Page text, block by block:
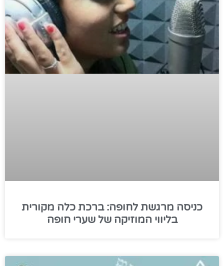
כניסה מרגשת לחופה: ברכת כלה מקורית
בליווי המוזיקה של שערי חופה